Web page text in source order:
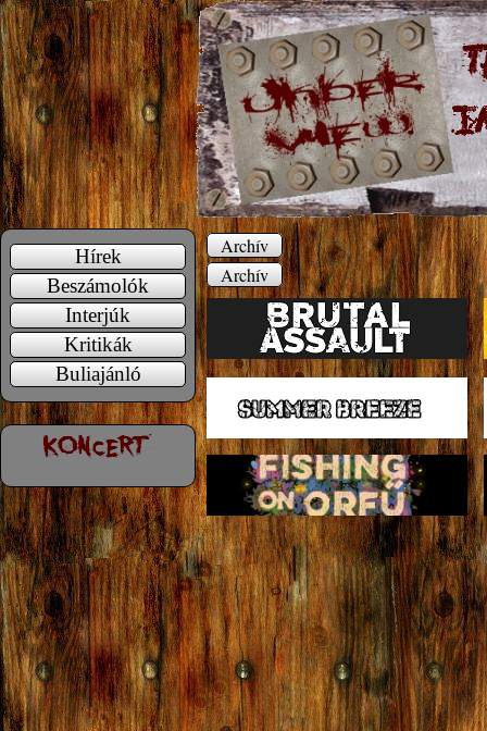
Hírek
Beszámolók
Interjúk
Kritikák
Buliajánló
Archív
Archív